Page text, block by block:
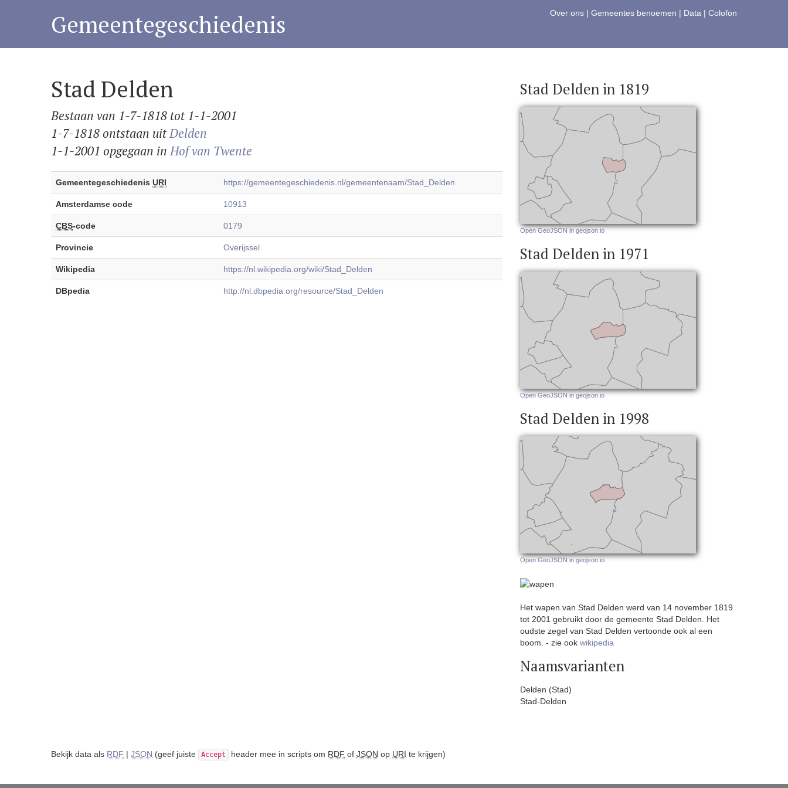
Over ons | Gemeentes benoemen | Data | Colofon
Gemeentegeschiedenis
Stad Delden
Bestaan van 1-7-1818 tot 1-1-2001
1-7-1818 ontstaan uitDelden
1-1-2001 opgegaan inHof van Twente
Gemeentegeschiedenis URI https://gemeentegeschiedenis.nl/gemeentenaam/Stad_Delden
Amsterdamse code 10913
CBS-code 0179
Provincie Overijssel
Wikipedia https://nl.wikipedia.org/wiki/Stad_Delden
DBpedia http://nl.dbpedia.org/resource/Stad_Delden
Stad Delden in 1819
Open GeoJSON in geojson.io
Stad Delden in 1971
Open GeoJSON in geojson.io
Stad Delden in 1998
Open GeoJSON in geojson.io
Het wapen van Stad Delden werd van 14 november 1819
tot 2001 gebruikt door de gemeente Stad Delden. Het
oudste zegel van Stad Delden vertoonde ook al een
boom. - zie ook wikipedia
Naamsvarianten
Delden (Stad)
Stad-Delden
Bekijk data als RDF | JSON (geef juiste Accept header mee in scripts om RDF of JSON op URI te krijgen)